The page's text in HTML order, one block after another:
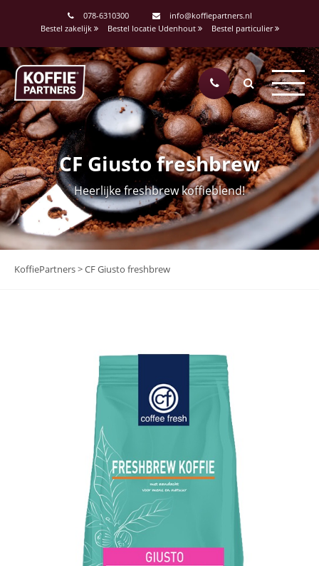
078-6310300
info@koffiepartners.nl
Bestel zakelijk
Bestel locatie Udenhout Bestel particulier
CF Giusto freshbrew
Heerlijke freshbrew koffieblend!
KoffiePartners>CF Giusto freshbrew